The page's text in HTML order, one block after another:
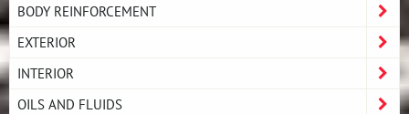
BODY REINFORCEMENT
EXTERIOR
INTERIOR
OILS AND FLUIDS